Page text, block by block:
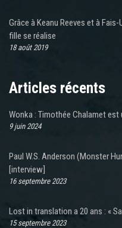
Grâce à Keanu Reeves et à
fille se réalise
18 août 2019
Articles récents
Wonka : Timothée Chalamet est
9 juin 2024
Paul W.S. Anderson (Monster
[interview]
16 septembre 2023
Lost in translation a 20 ans : «
15 septembre 2023